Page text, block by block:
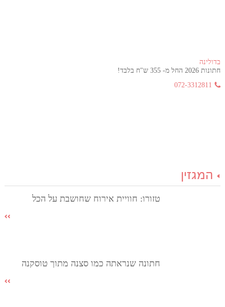
בדולינה
חתונות 2026 החל מ- 355 ש"ח בלבד!
072-3312811
המגזין
טזורו: חוויית אירוח שחושבת על הכל
חתונה שנראתה כמו סצנה מתוך טוסקנה